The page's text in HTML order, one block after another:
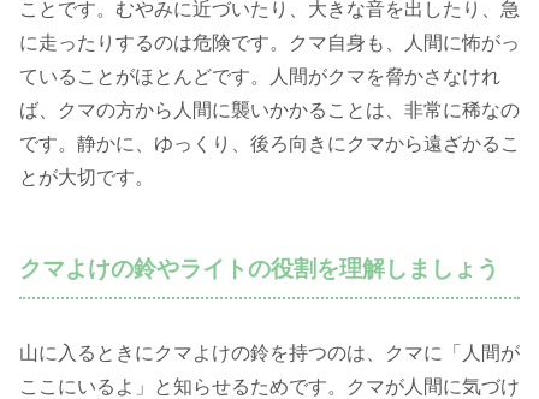
ことです。むやみに近づいたり、大きな音を出したり、急
に走ったりするのは危険です。クマ自身も、人間に怖がっ
ていることがほとんどです。人間がクマを脅かさなけれ
ば、クマの方から人間に襲いかかることは、非常に稀なの
です。静かに、ゆっくり、後ろ向きにクマから遠ざかるこ
とが大切です。
クマよけの鈴やライトの役割を理解しましょう
山に入るときにクマよけの鈴を持つのは、クマに「人間が
ここにいるよ」と知らせるためです。クマが人間に気づけ